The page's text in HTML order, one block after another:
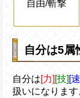
自由/斬撃
自分は5属
自分は[力] [技] [
扱いになりま